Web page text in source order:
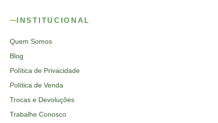
INSTITUCIONAL
Quem Somos
Blog
Política de Privacidade
Política de Venda
Trocas e Devoluções
Trabalhe Conosco